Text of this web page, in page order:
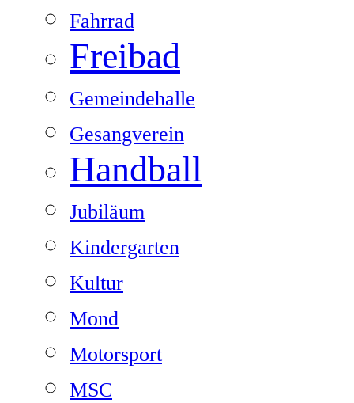
Fahrrad
Freibad
Gemeindehalle
Gesangverein
Handball
Jubiläum
Kindergarten
Kultur
Mond
Motorsport
MSC